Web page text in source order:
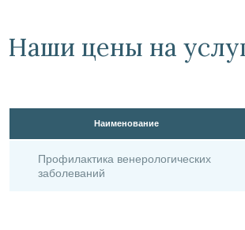
Наши цены на
Наименование
Профилактика венерологических
заболеваний